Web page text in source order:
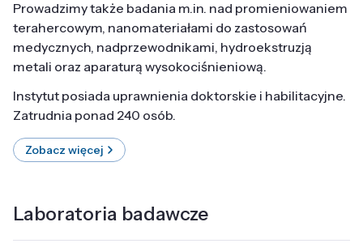
Prowadzimy także badania m.in. nad promieniowaniem
terahercowym, nanomateriałami do zastosowań
medycznych, nadprzewodnikami, hydroekstruzją
metali oraz aparaturą wysokociśnieniową.
Instytut posiada uprawnienia doktorskie i habilitacyjne.
Zatrudnia ponad 240 osób.
Zobacz więcej
Laboratoria badawcze